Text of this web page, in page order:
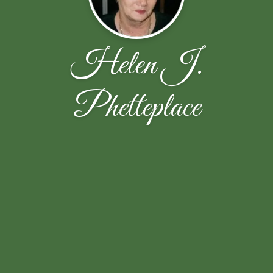
Helen J.
Phetteplace